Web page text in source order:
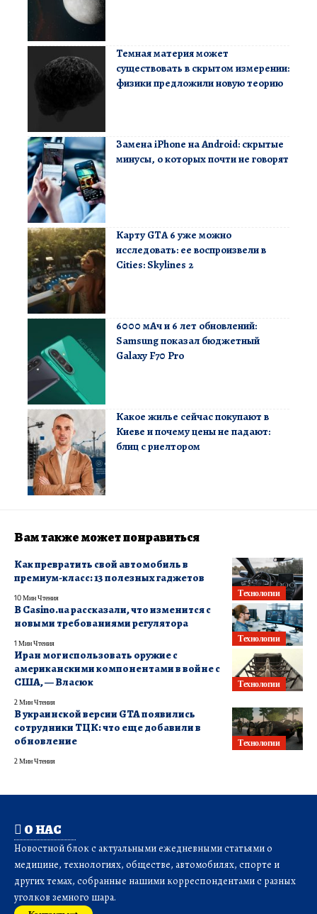
Темная материя может
существовать в скрытом измерении:
физики предложили новую теорию
Замена iPhone на Android: скрытые
минусы, о которых почти не говорят
Карту GTA 6 уже можно
исследовать: ее воспроизвели в
Cities: Skylines 2
6000 мАч и 6 лет обновлений:
Samsung показал бюджетный
Galaxy F70 Pro
Какое жилье сейчас покупают в
Киеве и почему цены не падают:
блиц с риелтором
Вам также может понравиться
Технологии
Как превратить свой автомобиль в
премиум-класс: 13 полезных гаджетов
10 Мин Чтения
Технологии
В Casino.ua рассказали, что изменится с
новыми требованиями регулятора
1 Мин Чтения
Технологии
Иран мог использовать оружие с
американскими компонентами в войне с
США, — Власюк
2 Мин Чтения
Технологии
В украинской версии GTA появились
сотрудники ТЦК: что еще добавили в
обновление
2 Мин Чтения
О НАС
Новостной блок с актуальными ежедневными статьями о
медицине, технологиях, обществе, автомобилях, спорте и
других темах, собранные нашими корреспондентами с разных
уголков земного шара.